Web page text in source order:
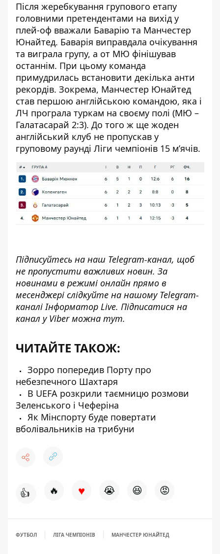
Після жеребкування групового етапу
головними претендентами на вихід у
плей-оф вважали Баварію та Манчестер
Юнайтед. Баварія виправдала очікування
та виграла групу, а от МЮ фінішував
останнім. При цьому команда
примудрилась встановити декілька анти
рекордів. Зокрема, Манчестер Юнайтед
став першою англійською командою, яка і
ЛЧ програла туркам на своєму полі (МЮ –
Галатасарай 2:3). До того ж ще жоден
англійський клуб не пропускав у
груповому раунді Ліги чемпіонів 15 м’ячів.
Підписуйтесь на наш Telegram-канал, щоб
не пропустити важливих новин. За
новинами в режимі онлайн прямо в
месенджері слідкуйте на нашому Telegram-
каналіІнформатор Live. Підписатися на
канал у Viber можна тут.
ЧИТАЙТЕ ТАКОЖ:
Зорро попередив Порту про
небезпечного Шахтаря
В UEFA розкрили таємницю розмови
Зеленського і Чеферіна
Як Мінспорту буде повертати
вболівальників на трибуни
👍 🔥 ♥ 😭 😆 😡
ФУТБОЛ ЛІГА ЧЕМПІОНІВ МАНЧЕСТЕР ЮНАЙТЕД